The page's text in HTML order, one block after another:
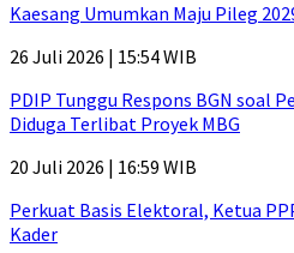
Kaesang Umumkan Maju Pileg
26 Juli 2026 | 15:54 WIB
PDIP Tunggu Respons BGN soal
Diduga Terlibat Proyek MBG
20 Juli 2026 | 16:59 WIB
Perkuat Basis Elektoral, Ketua
Kader